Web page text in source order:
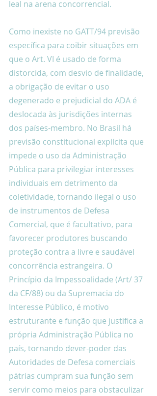
leal na arena concorrencial.
Como inexiste no GATT/94 previsão
específica para coibir situações em
que o Art. VI é usado de forma
distorcida, com desvio de finalidade,
a obrigação de evitar o uso
degenerado e prejudicial do ADA é
deslocada às jurisdições internas
dos países-membro. No Brasil há
previsão constitucional explícita que
impede o uso da Administração
Pública para privilegiar interesses
individuais em detrimento da
coletividade, tornando ilegal o uso
de instrumentos de Defesa
Comercial, que é facultativo, para
favorecer produtores buscando
proteção contra a livre e saudável
concorrência estrangeira. O
Princípio da Impessoalidade (Art/ 37
da CF/88) ou da Supremacia do
Interesse Público, é motivo
estruturante e função que justifica a
própria Administração Pública no
país, tornando dever-poder das
Autoridades de Defesa comerciais
pátrias cumpram sua função sem
servir como meios para obstaculizar